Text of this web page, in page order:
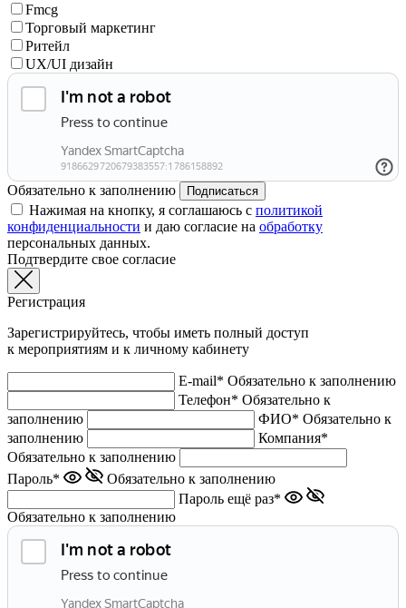
Fmcg
Торговый маркетинг
Ритейл
UX/UI дизайн
Обязательно к заполнению Подписаться
Нажимая на кнопку, я соглашаюсь с политикой
конфиденциальности и даю согласие на обработку
персональных данных.
Подтвердите свое согласие
Регистрация
Зарегистрируйтесь, чтобы иметь полный доступ
к мероприятиям и к личному кабинету
E-mail* Обязательно к заполнению
Телефон* Обязательно к
заполнению
ФИО* Обязательно к
заполнению
Компания*
Обязательно к заполнению
Пароль*
Обязательно к заполнению
Пароль ещё раз*
Обязательно к заполнению